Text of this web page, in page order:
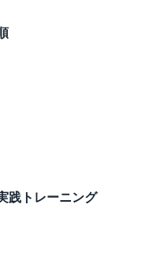
践トレーニング